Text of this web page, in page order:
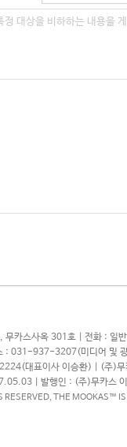
무카스사옥 301호 | 전화 :
031-937-3207(미디어 및
대표이사 이승환) | (주)
| 발행인 : (주)무카스
THE MOOKAS™